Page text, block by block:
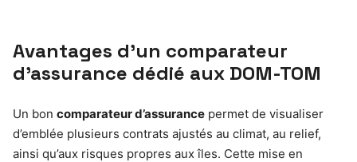
Avantages d’un comparateur
d’assurance dédié aux DOM-TOM
Un bon comparateur d’assurance permet de visualiser
d’emblée plusieurs contrats ajustés au climat, au relief,
ainsi qu’aux risques propres aux îles. Cette mise en